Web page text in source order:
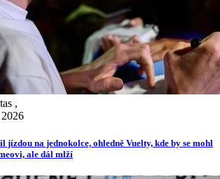
,
jízdou na jednokolce, ohledně Vuelty, kde by se mohl
ale dál mlží